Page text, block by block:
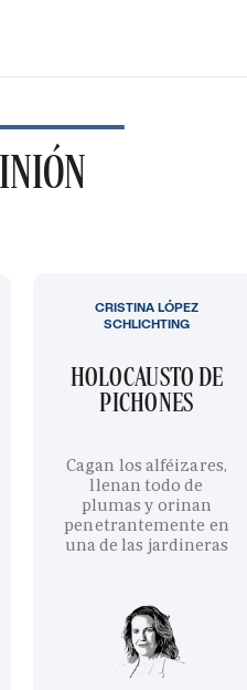
HOLOCAUSTO DE
PICHONES
Cagan los alféizares,
llenan todo de
plumas y orinan
penetrantemente en
una de las jardineras
CRISTINA LÓPEZ
SCHLICHTING